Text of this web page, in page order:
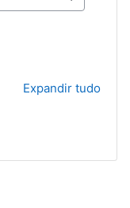
Expandir tudo